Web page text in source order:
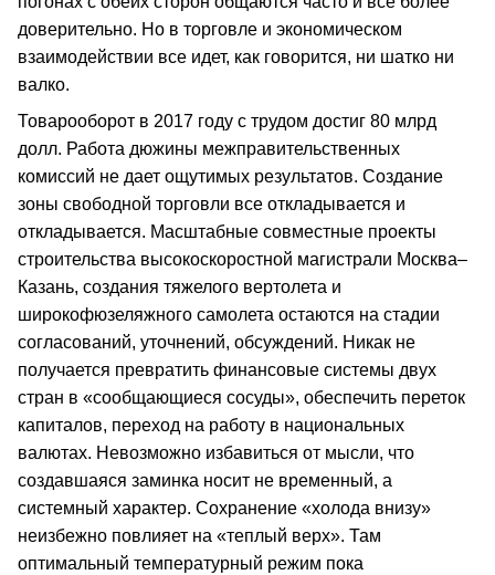
доверительно. Но в торговле и экономическом
взаимодействии все идет, как говорится, ни шатко ни
валко.
Товарооборот в 2017 году с трудом достиг 80 млрд
долл. Работа дюжины межправительственных
комиссий не дает ощутимых результатов. Создание
зоны свободной торговли все откладывается и
откладывается. Масштабные совместные проекты
строительства высокоскоростной магистрали Москва–
Казань, создания тяжелого вертолета и
широкофюзеляжного самолета остаются на стадии
согласований, уточнений, обсуждений. Никак не
получается превратить финансовые системы двух
стран в «сообщающиеся сосуды», обеспечить переток
капиталов, переход на работу в национальных
валютах. Невозможно избавиться от мысли, что
создавшаяся заминка носит не временный, а
системный характер. Сохранение «холода внизу»
неизбежно повлияет на «теплый верх». Там
оптимальный температурный режим пока